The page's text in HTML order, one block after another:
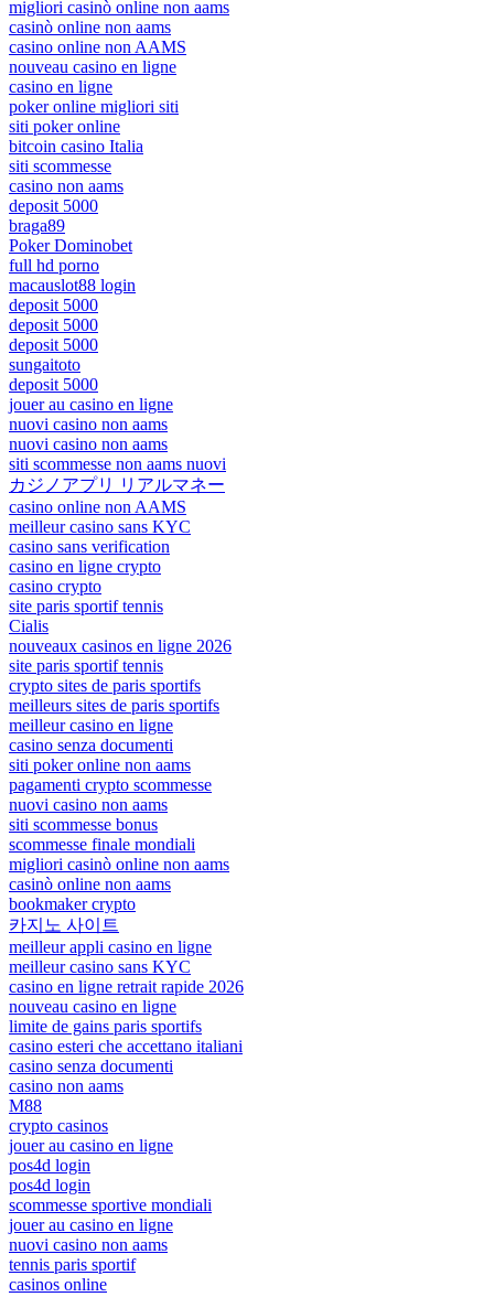
migliori casinò online non aams
casinò online non aams
casino online non AAMS
nouveau casino en ligne
casino en ligne
poker online migliori siti
siti poker online
bitcoin casino Italia
siti scommesse
casino non aams
deposit 5000
braga89
Poker Dominobet
full hd porno
macauslot88 login
deposit 5000
deposit 5000
deposit 5000
sungaitoto
deposit 5000
jouer au casino en ligne
nuovi casino non aams
nuovi casino non aams
siti scommesse non aams nuovi
カジノアプリ リアルマネー
casino online non AAMS
meilleur casino sans KYC
casino sans verification
casino en ligne crypto
casino crypto
site paris sportif tennis
Cialis
nouveaux casinos en ligne 2026
site paris sportif tennis
crypto sites de paris sportifs
meilleurs sites de paris sportifs
meilleur casino en ligne
casino senza documenti
siti poker online non aams
pagamenti crypto scommesse
nuovi casino non aams
siti scommesse bonus
scommesse finale mondiali
migliori casinò online non aams
casinò online non aams
bookmaker crypto
카지노 사이트
meilleur appli casino en ligne
meilleur casino sans KYC
casino en ligne retrait rapide 2026
nouveau casino en ligne
limite de gains paris sportifs
casino esteri che accettano italiani
casino senza documenti
casino non aams
M88
crypto casinos
jouer au casino en ligne
pos4d login
pos4d login
scommesse sportive mondiali
jouer au casino en ligne
nuovi casino non aams
tennis paris sportif
casinos online